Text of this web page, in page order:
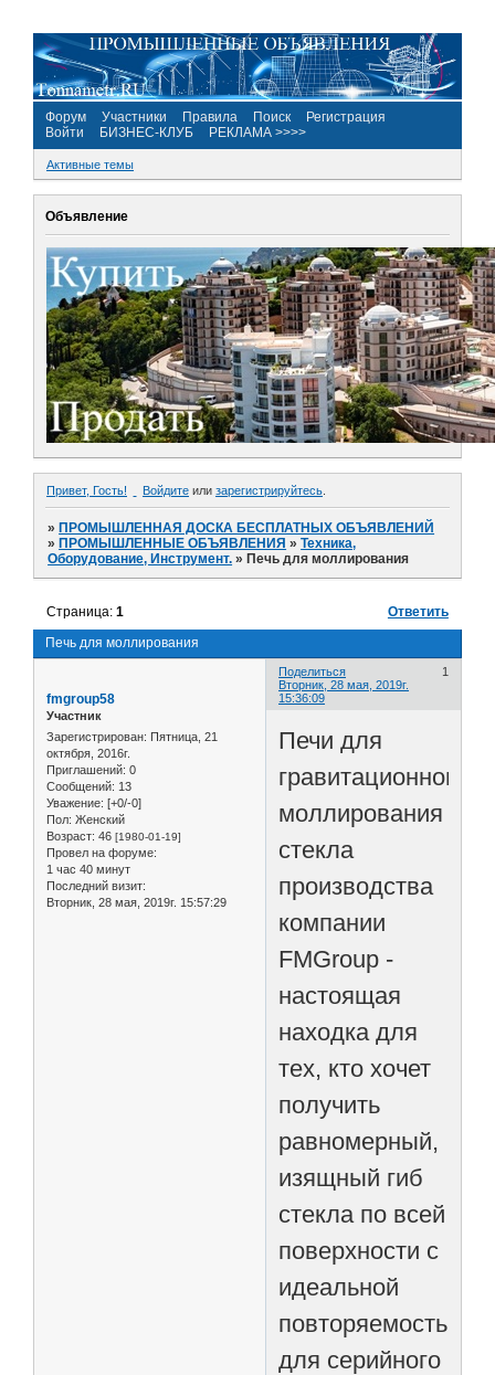
Форум Участники Правила Поиск
Регистрация
Войти
БИЗНЕС-КЛУБ РЕКЛАМА >>>>
Активные темы
Объявление
Привет, Гость! Войдите или зарегистрируйтесь
»ПРОМЫШЛЕННАЯ ДОСКА БЕСПЛАТНЫХ ОБЪЯВЛЕНИЙ
»ПРОМЫШЛЕННЫЕ ОБЪЯВЛЕНИЯ »Техника,
Оборудование, Инструмент. »Печь для моллирования
Печь для моллирования
Страница:1 Ответить
Поделиться
1
Вторник, 28 мая, 2019г.
15:36:09
fmgroup58
Участник
Зарегистрирован: Пятница, 21
октября, 2016г.
Приглашений: 0
Сообщений: 13
Уважение: [+0/-0]
Пол: Женский
Возраст: 46 [1980-01-19]
Провел на форуме:
1 час 40 минут
Последний визит:
Вторник, 28 мая, 2019г. 15:57:29
Печи для
гравитационного
моллирования
стекла
производства
компании
FMGroup -
настоящая
находка для
тех, кто хочет
получить
равномерный,
изящный гиб
стекла по всей
поверхности с
идеальной
повторяемостью
для серийного